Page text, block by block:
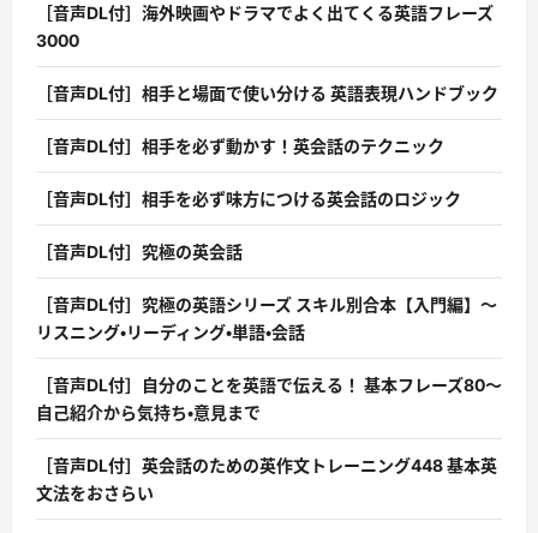
［音声DL付］海外映画やドラマでよく出てくる英語フレーズ
3000
［音声DL付］相手と場面で使い分ける 英語表現ハンドブック
［音声DL付］相手を必ず動かす！英会話のテクニック
［音声DL付］相手を必ず味方につける英会話のロジック
［音声DL付］究極の英会話
［音声DL付］究極の英語シリーズ スキル別合本【入門編】〜
リスニング・リーディング・単語・会話
［音声DL付］自分のことを英語で伝える！ 基本フレーズ80〜
自己紹介から気持ち・意見まで
［音声DL付］英会話のための英作文トレーニング448 基本英
文法をおさらい